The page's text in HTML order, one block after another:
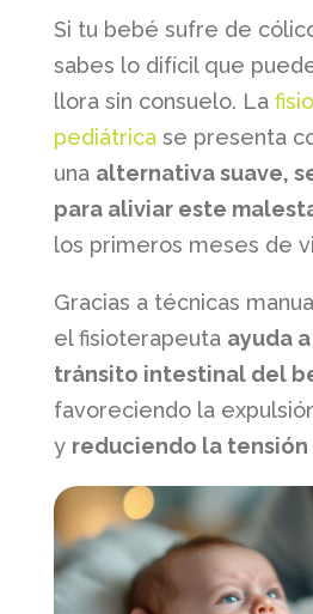
Si tu bebé sufre de
sabes lo difícil que
llora sin consuelo. La
pediátricase presenta
una alternativa suave,
para aliviar este
los primeros meses de
Gracias a técnicas
el fisioterapeuta ayuda
tránsito intestinal del
favoreciendo la
y reduciendo la